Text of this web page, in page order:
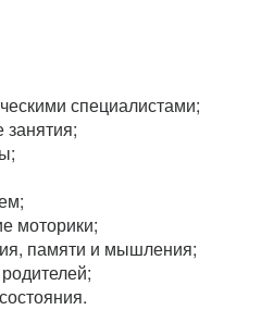
специалистами;
моторики;
памяти и мышления;